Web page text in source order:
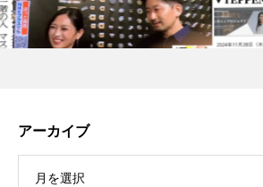
アーカイブ
月を選択